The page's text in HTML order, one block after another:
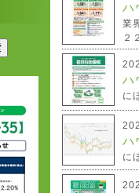
ハ
業
２
ハ
に
ハ
に